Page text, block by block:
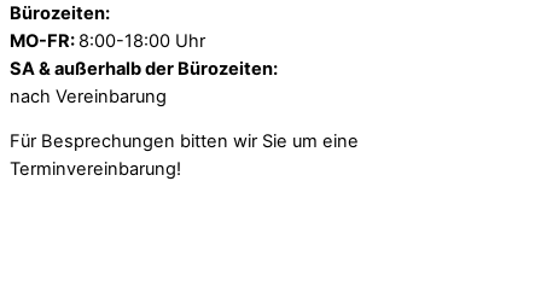
Bürozeiten:
MO-FR: 8:00-18:00 Uhr
SA & außerhalb der Bürozeiten:
nach Vereinbarung
Für Besprechungen bitten wir Sie um eine
Terminvereinbarung!